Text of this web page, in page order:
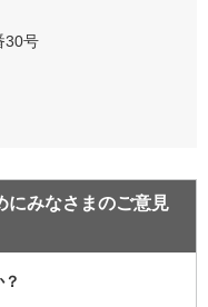
30号
にみなさまのご意見